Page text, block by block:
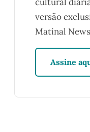
versão
Matinal
Assine